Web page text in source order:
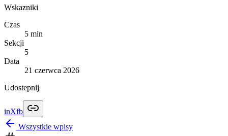
Wskazniki
Czas
5 min
Sekcji
5
Data
21 czerwca 2026
Udostepnij
inXfb
Wszystkie wpisy